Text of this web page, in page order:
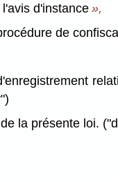
l'avis d'instance»,
de
la présente loi.